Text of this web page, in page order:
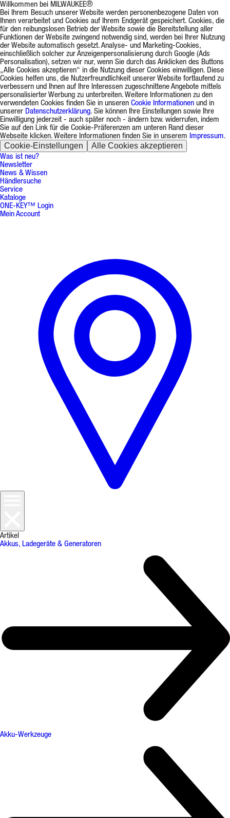
Willkommen bei MILWAUKEE®
Bei Ihrem Besuch unserer Website werden personenbezogene Daten von
Ihnen verarbeitet und Cookies auf Ihrem Endgerät gespeichert. Cookies, die
für den reibungslosen Betrieb der Website sowie die Bereitstellung aller
Funktionen der Website zwingend notwendig sind, werden bei Ihrer Nutzung
der Website automatisch gesetzt. Analyse- und Marketing-Cookies,
einschließlich solcher zur Anzeigenpersonalisierung durch Google (Ads
Personalisation), setzen wir nur, wenn Sie durch das Anklicken des Buttons
„Alle Cookies akzeptieren“ in die Nutzung dieser Cookies einwilligen. Diese
Cookies helfen uns, die Nutzerfreundlichkeit unserer Website fortlaufend zu
verbessern und Ihnen auf Ihre Interessen zugeschnittene Angebote mittels
personalisierter Werbung zu unterbreiten. Weitere Informationen zu den
verwendeten Cookies finden Sie in unseren Cookie Informationen und in
unserer Datenschutzerklärung. Sie können Ihre Einstellungen sowie Ihre
Einwilligung jederzeit - auch später noch - ändern bzw. widerrufen, indem
Sie auf den Link für die Cookie-Präferenzen am unteren Rand dieser
Webseite klicken. Weitere Informationen finden Sie in unserem Impressum.
Cookie-Einstellungen Alle Cookies akzeptieren
Was ist neu?
Newsletter
News & Wissen
Händlersuche
Service
Kataloge
ONE-KEY™ Login
Mein Account
Artikel
Akkus, Ladegeräte & Generatoren
Akku-Werkzeuge